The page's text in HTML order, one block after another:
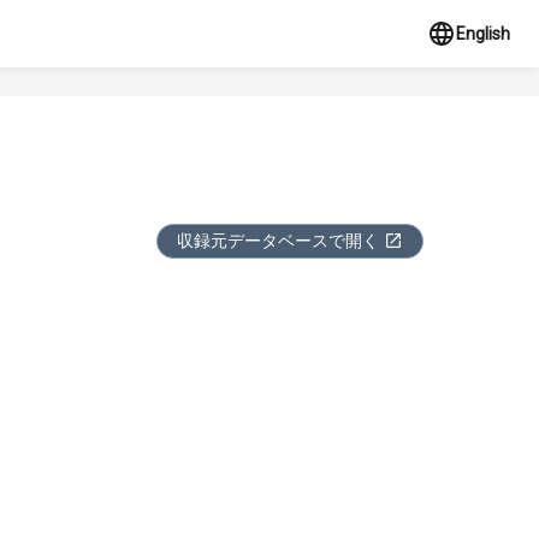
English
収録元データベースで開く